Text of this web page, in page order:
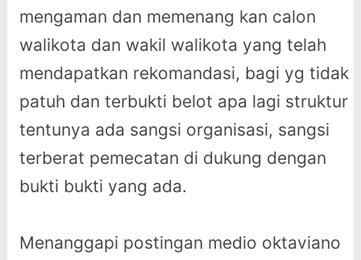
mengaman dan memenang kan calon
walikota dan wakil walikota yang telah
mendapatkan rekomandasi, bagi yg tidak
patuh dan terbukti belot apa lagi struktur
tentunya ada sangsi organisasi, sangsi
terberat pemecatan di dukung dengan
bukti bukti yang ada.
Menanggapi postingan medio oktaviano